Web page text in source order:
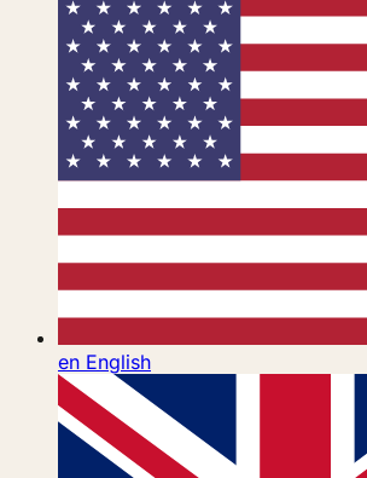
en English